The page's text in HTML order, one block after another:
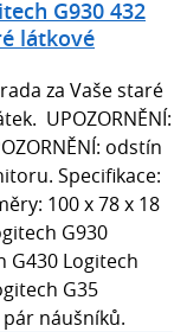
G930 432
látkové
za Vaše staré
UPOZORNĚNÍ:
odstín
Specifikace:
100 x 78 x 18
G930
G430 Logitech
G35
náušníků.